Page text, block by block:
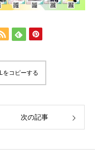
IT ADVICE
をコピーする
次の記事